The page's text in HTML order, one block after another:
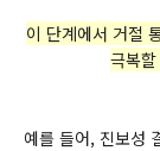
이 단계에서 거절
극복
예를 들어, 진보성